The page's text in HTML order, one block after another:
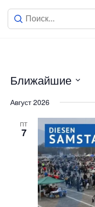
Ближайшие
дату.
Август 2026
ПТ
7